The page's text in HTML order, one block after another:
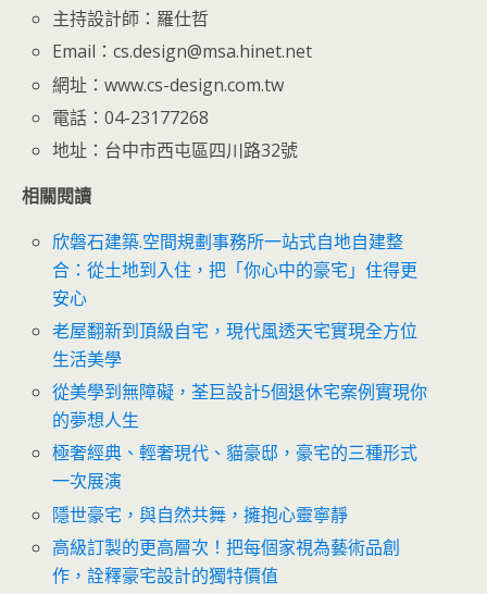
主持設計師：羅仕哲
Email：cs.design@msa.hinet.net
網址：www.cs-design.com.tw
電話：04-23177268
地址：台中市西屯區四川路32號
相關閱讀
欣磐石建築.空間規劃事務所一站式自地自建整
合：從土地到入住，把「你心中的豪宅」住得更
安心
老屋翻新到頂級自宅，現代風透天宅實現全方位
生活美學
從美學到無障礙，荃巨設計5個退休宅案例實現你
的夢想人生
極奢經典、輕奢現代、貓豪邸，豪宅的三種形式
一次展演
隱世豪宅，與自然共舞，擁抱心靈寧靜
高級訂製的更高層次！把每個家視為藝術品創
作，詮釋豪宅設計的獨特價值